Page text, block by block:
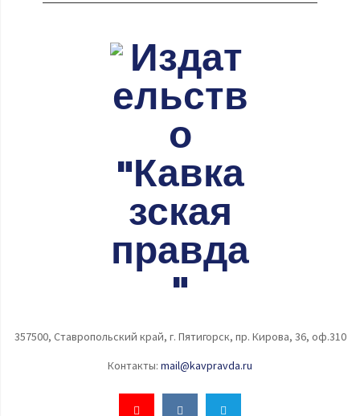
357500, Ставропольский край, г. Пятигорск, пр. Кирова, 36, оф.310
Контакты: mail@kavpravda.ru